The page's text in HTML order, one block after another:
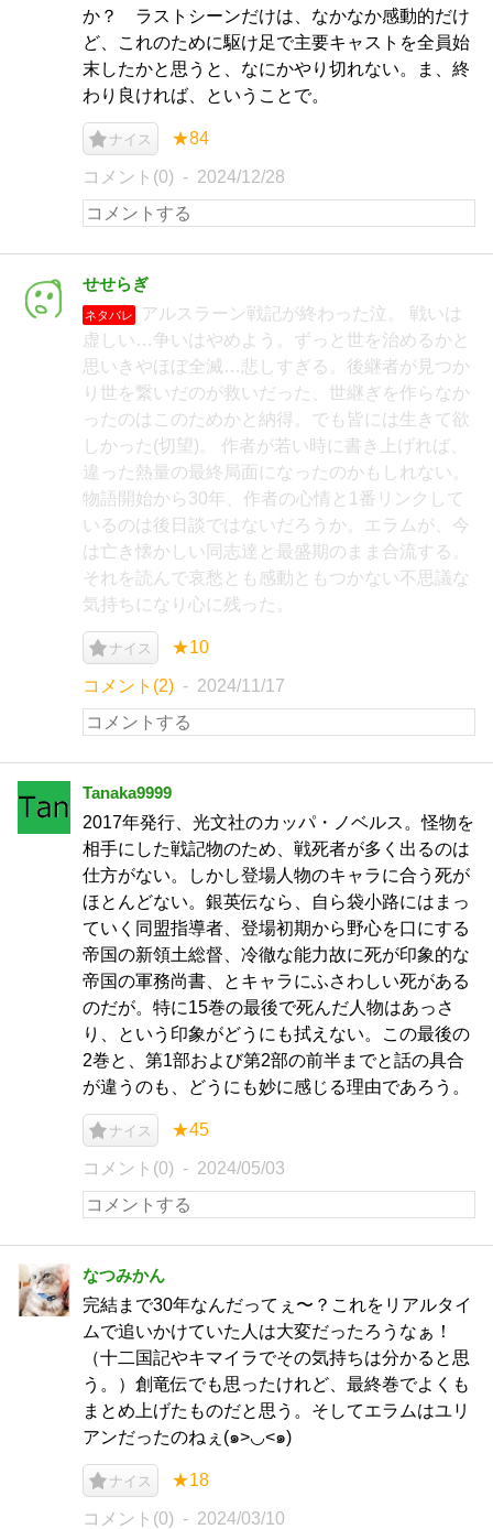
か？ ラストシーンだけは、なかなか感動的だけ
ど、これのために駆け足で主要キャストを全員始
末したかと思うと、なにかやり切れない。ま、終
わり良ければ、ということで。
ナイス ★84
コメント(0) 2024/12/28
せせらぎ
ネタバレ
アルスラーン戦記が終わった泣。 戦いは
虚しい…争いはやめよう。ずっと世を治めるかと
思いきやほぼ全滅…悲しすぎる。後継者が見つか
り世を繋いだのが救いだった、世継ぎを作らなか
ったのはこのためかと納得。でも皆には生きて欲
しかった(切望)。 作者が若い時に書き上げれば、
違った熱量の最終局面になったのかもしれない。
物語開始から30年、作者の心情と1番リンクして
いるのは後日談ではないだろうか。エラムが、今
は亡き懐かしい同志達と最盛期のまま合流する。
それを読んで哀愁とも感動ともつかない不思議な
気持ちになり心に残った。
ナイス ★10
コメント(2) 2024/11/17
Tanaka9999
2017年発行、光文社のカッパ・ノベルス。怪物を
相手にした戦記物のため、戦死者が多く出るのは
仕方がない。しかし登場人物のキャラに合う死が
ほとんどない。銀英伝なら、自ら袋小路にはまっ
ていく同盟指導者、登場初期から野心を口にする
帝国の新領土総督、冷徹な能力故に死が印象的な
帝国の軍務尚書、とキャラにふさわしい死がある
のだが。特に15巻の最後で死んだ人物はあっさ
り、という印象がどうにも拭えない。この最後の
2巻と、第1部および第2部の前半までと話の具合
が違うのも、どうにも妙に感じる理由であろう。
ナイス ★45
コメント(0) 2024/05/03
なつみかん
完結まで30年なんだってぇ〜？これをリアルタイ
ムで追いかけていた人は大変だったろうなぁ！
（十二国記やキマイラでその気持ちは分かると思
う。）創竜伝でも思ったけれど、最終巻でよくも
まとめ上げたものだと思う。そしてエラムはユリ
アンだったのねぇ(๑>◡<๑)
ナイス ★18
コメント(0) 2024/03/10